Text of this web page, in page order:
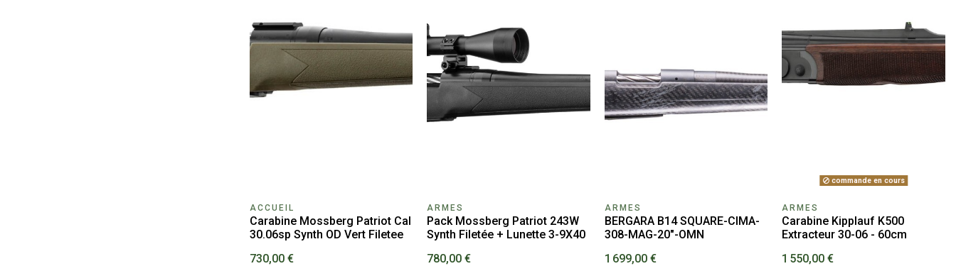
ACCUEIL
Carabine Mossberg Patriot Cal
30.06sp Synth OD Vert Filetee
730,00 €
ARMES
Pack Mossberg Patriot 243W
Synth Filetée + Lunette 3-9X40
780,00 €
ARMES
BERGARA B14 SQUARE-CIMA-
308-MAG-20"-OMN
1 699,00 €
commande en cours
ARMES
Carabine Kipplauf K500
Extracteur 30-06 - 60cm
1 550,00 €